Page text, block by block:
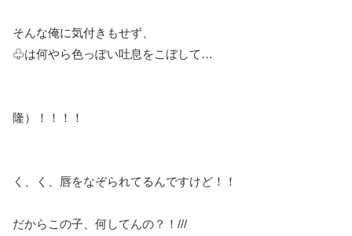
そんな俺に気付きもせず、
♧は何やら色っぽい吐息をこぼして…
隆）！！！！
く、く、唇をなぞられてるんですけど！！
だからこの子、何してんの？！///